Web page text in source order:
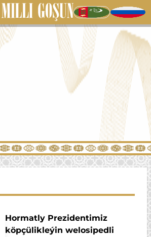
Hormatly Prezidentimiz
köpçülikleýin welosipedli